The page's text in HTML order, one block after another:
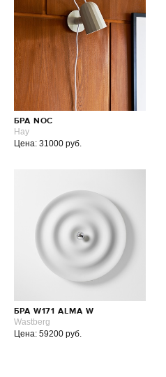
БРА NOC
Hay
Цена: 31000 руб.
БРА W171 ALMA W
Wastberg
Цена: 59200 руб.